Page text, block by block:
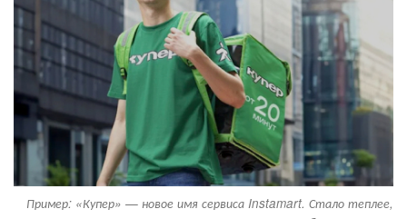
Пример: «Купер» — новое имя сервиса Instamart. Стало теплее,